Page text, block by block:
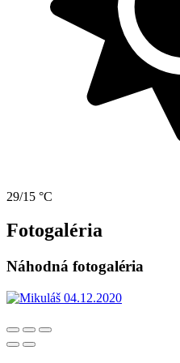
29/15 °C
Fotogaléria
Náhodná fotogaléria